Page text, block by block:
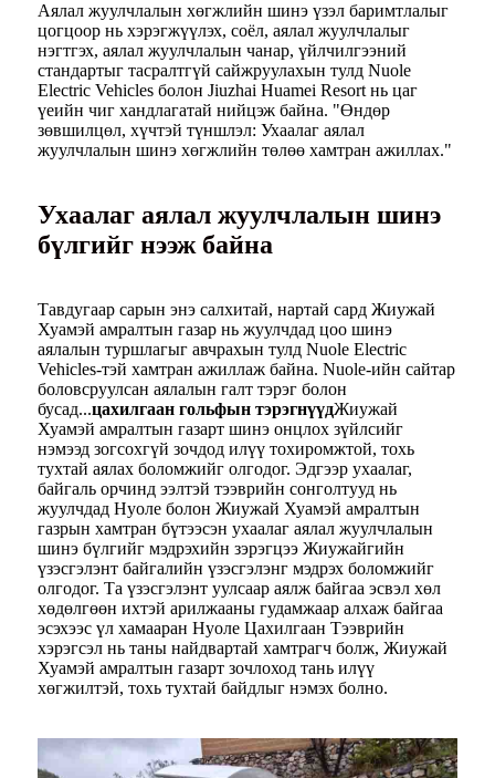
Аялал жуулчлалын хөгжлийн шинэ үзэл баримтлалыг
цогцоор нь хэрэгжүүлэх, соёл, аялал жуулчлалыг
нэгтгэх, аялал жуулчлалын чанар, үйлчилгээний
стандартыг тасралтгүй сайжруулахын тулд Nuole
Electric Vehicles болон Jiuzhai Huamei Resort нь цаг
үеийн чиг хандлагатай нийцэж байна. "Өндөр
зөвшилцөл, хүчтэй түншлэл: Ухаалаг аялал
жуулчлалын шинэ хөгжлийн төлөө хамтран ажиллах."
Ухаалаг аялал жуулчлалын шинэ
бүлгийг нээж байна
Тавдугаар сарын энэ салхитай, нартай сард Жиужай
Хуамэй амралтын газар нь жуулчдад цоо шинэ
аялалын туршлагыг авчрахын тулд Nuole Electric
Vehicles-тэй хамтран ажиллаж байна. Nuole-ийн сайтар
боловсруулсан аялалын галт тэрэг болон
бусад...цахилгаан гольфын тэрэгнүүдЖиужай
Хуамэй амралтын газарт шинэ онцлох зүйлсийг
нэмээд зогсохгүй зочдод илүү тохиромжтой, тохь
тухтай аялах боломжийг олгодог. Эдгээр ухаалаг,
байгаль орчинд ээлтэй тээврийн сонголтууд нь
жуулчдад Нуоле болон Жиужай Хуамэй амралтын
газрын хамтран бүтээсэн ухаалаг аялал жуулчлалын
шинэ бүлгийг мэдрэхийн зэрэгцээ Жиужайгийн
үзэсгэлэнт байгалийн үзэсгэлэнг мэдрэх боломжийг
олгодог. Та үзэсгэлэнт уулсаар аялж байгаа эсвэл хөл
хөдөлгөөн ихтэй арилжааны гудамжаар алхаж байгаа
эсэхээс үл хамааран Нуоле Цахилгаан Тээврийн
хэрэгсэл нь таны найдвартай хамтрагч болж, Жиужай
Хуамэй амралтын газарт зочлоход тань илүү
хөгжилтэй, тохь тухтай байдлыг нэмэх болно.